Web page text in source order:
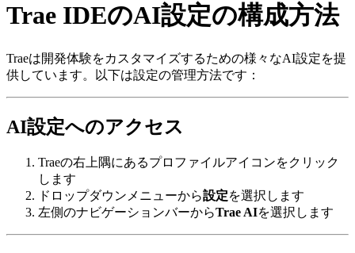
Trae IDEのAI設定の構成方法
Traeは開発体験をカスタマイズするための様々なAI設定を提
供しています。以下は設定の管理方法です：
AI設定へのアクセス
Traeの右上隅にあるプロファイルアイコンをクリック
します
ドロップダウンメニューから設定を選択します
左側のナビゲーションバーからTrae AIを選択します